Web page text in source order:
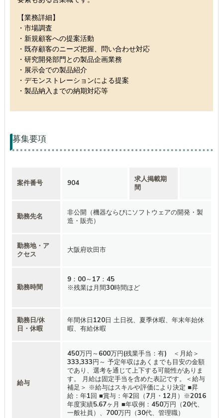
【業務詳細】
・市場調査
・新規顧客への提案活動
・既存顧客のニーズ把握、問い合わせ対応
・研究開発部門との製品企画業務
・展示会での製品紹介
・デモンストレーションによる提案
・製品納入までの納期対応等
募集要項
案件番号 904
求人掲載期
間
勤務先名
非公開（機器ならびにソフトウェアの開発・製
造・販売）
勤務地・ア
クセス
大阪府吹田市
勤務時間
9：00～17：45
※残業は月間30時間ほど
勤務日/休
日・休暇
年間休日120日 土日祝、夏季休暇、年末年始休
暇、有給休暇
給与
450万円～600万円(残業手当：有) ＜月給＞
333,333円～ 予定年収はあくまでも目安の金額
であり、選考を通じて上下する可能性がありま
す。 月給は固定手当を含めた表記です。＜給与
補足＞ ※給与はスキルや評価により決定 ■昇
給：年1回 ■賞与：年2回（7月・12月）※2016
年度実績5.67ヶ月 ■年収例：450万円（20代、
一般社員）、700万円（30代、管理職）